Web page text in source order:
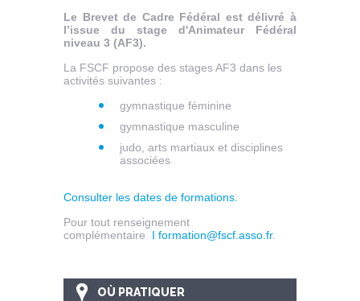
Le Brevet de Cadre Fédéral est délivré à
l’issue du stage d'Animateur Fédéral
niveau 3 (AF3).
La FSCF propose des stages AF3 dans les
activités suivantes :
gymnastique féminine
gymnastique masculine
judo, arts martiaux et disciplines
associées
Consulter les dates de formations.
Pour tout renseignement
complémentaire I formation@fscf.asso.fr.
OÙ PRATIQUER